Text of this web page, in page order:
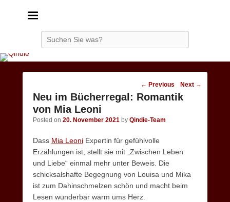
Post
navigation
← Previous Next →
Neu im Bücherregal: Romantik
von Mia Leoni
Posted on 20. November 2021 by Qindie-Team
Dass Mia Leoni Expertin für gefühlvolle
Erzählungen ist, stellt sie mit „Zwischen Leben
und Liebe“ einmal mehr unter Beweis. Die
schicksalshafte Begegnung von Louisa und Mika
ist zum Dahinschmelzen schön und macht beim
Lesen wunderbar warm ums Herz.